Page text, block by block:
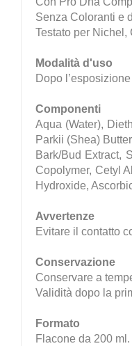
Senza Coloranti e
Testato per Nichel,
Modalità d'uso
Dopo
Componenti
Aqua (Water),
Parkii (Shea)
Bark/Bud Extract,
Copolymer, Cetyl
Hydroxide,
Avvertenze
Evitare il contatto
Conservazione
Conservare a
Validità dopo la
Formato
Flacone da 200 ml.